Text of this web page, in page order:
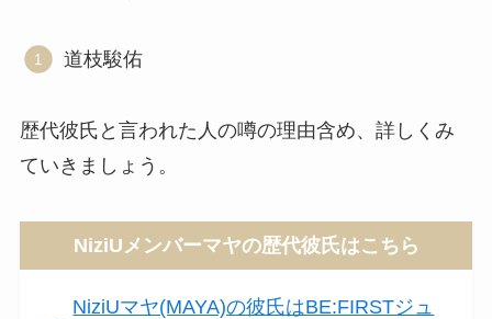
道枝駿佑
歴代彼氏と言われた人の噂の理由含め、詳しくみ
ていきましょう。
NiziUメンバーマヤの歴代彼氏はこちら
NiziUマヤ(MAYA)の彼氏はBE:FIRSTジュ